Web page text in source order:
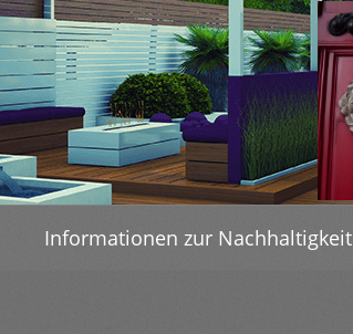
Informationen zur Nachhaltigkeit